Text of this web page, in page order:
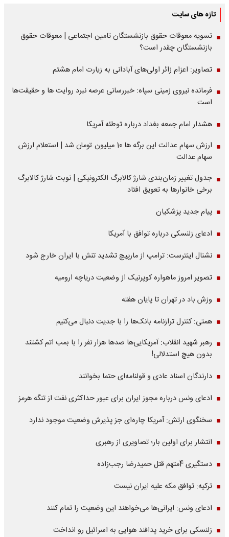
تازه های سایت
تسویه معوقات حقوق بازنشستگان تامین اجتماعی | معوقات حقوق
بازنشستگان چقدر است؟
تصاویر: اعزام زائر اولی‌های آبادانی به زیارت امام هشتم
فرمانده نیروی زمینی سپاه: خبررسانی عرصه نبرد روایت ها و حقیقت‌ها
است
هشدار امام جمعه بغداد درباره توطئه آمریکا
ارزش سهام عدالت این برگه ها 10 میلیون تومان شد | استعلام ارزش
سهام عدالت
جدول تغییر زمان‌بندی شارژ کالابرگ الکترونیکی | نوبت شارژ کالابرگ
برخی خانوارها به تعویق افتاد
پیام جدید پزشکیان
ادعای زلنسکی درباره توافق با آمریکا
نشنال اینترست: ترامپ از مارپیچ تشدید تنش با ایران خارج شود
تصویر امروز ماهواره کوپرنیک از وضعیت دریاچه ارومیه
وزش باد در تهران تا پایان هفته
همتی: کنترل ترازنامه بانک‌ها را با جدیت دنبال می‌کنیم
رهبر شهید انقلاب: آمریکایی‌ها صدها هزار نفر را با بمب اتم کشتند
بدون هیچ استدلالی!
دارندگان اسناد عادی و قولنامه‌ای حتما بخوانند
ادعای ونس درباره مجوز ایران برای عبور حداکثری نفت از تنگه هرمز
سخنگوی ارتش: آمریکا چاره‌ای جز پذیرش وضعیت موجود ندارد
انتشار برای اولین بار؛ تصاویری از رهبری
دستگیری 4متهم قتل حمیدرضا رجب‌زاده
ترکیه: توافق مکه علیه ایران نیست
ادعای ونس: ایرانی‌ها می‌خواهند این وضعیت را تمام کنند
زلنسکی برای خرید پدافند هوایی به اسرائیل رو انداخت